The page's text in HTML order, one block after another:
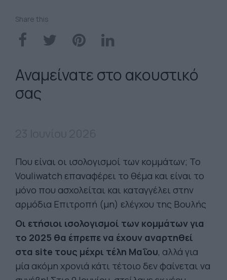
Share this
Αναμείνατε στο ακουστικό
σας
Που είναι οι ισολογισμοί των κομμάτων; To
Vouliwatch επαναφέρει το θέμα και είναι το
μόνο που ασχολείται και καταγγέλει στην
αρμόδια Επιτροπή (μη) ελέγχου της Βουλής
Οι ετήσιοι ισολογισμοί των κομμάτων για
το 2025 θα έπρεπε να έχουν αναρτηθεί
στα site τους μέχρι τέλη Μαΐου, αλλά για
μία ακόμη χρονιά κάτι τέτοιο δεν φαίνεται να